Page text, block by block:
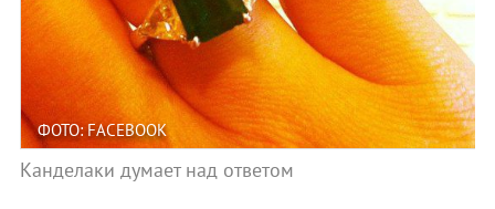
ФОТО: FACEBOOK
Канделаки думает над ответом